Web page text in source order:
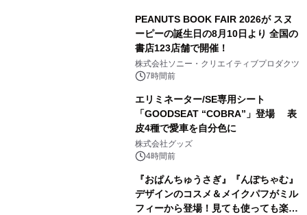
PEANUTS BOOK FAIR 2026が スヌ
ーピーの誕生日の8月10日より 全国の
書店123店舗で開催！
株式会社ソニー・クリエイティブプロダクツ
7時間前
エリミネーター/SE専用シート
「GOODSEAT “COBRA”」登場 表
皮4種で愛車を自分色に
株式会社グッズ
4時間前
『おぱんちゅうさぎ』『んぽちゃむ』
デザインのコスメ＆メイクパフがミル
フィーから登場！見ても使っても楽し